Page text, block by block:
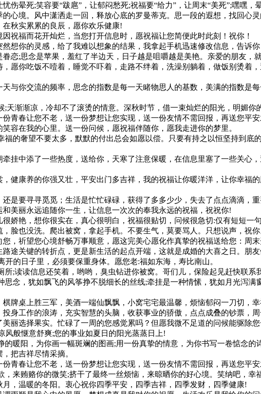
伤晕死;笑容要“跋扈”，让郁闷愁死;祝福要“给力”，让周末“美死”;嘿嘿，
心境。风中潇洒走一回，释放心底的罗曼蒂克。思一段的遐想，找回心
秋实累累的良辰，愿你欢乐健康!
祝福而花开灿烂，当您打开信息时，愿祝福让您简便此时此刻！祝你！
想你的灵感，给了我难以想象的结果，我拿起手机迅速修改信息，告诉你
恋;思念是苹果，羞红了半边天，日子越是咀嚼越是美艳。亲爱的朋友，
愿你吃饭不噎着，睡觉不吓着，走路不绊着，洗澡别躺着，做饭别烫着
与你交流的频率，思念的指数是每一天睹物思人的基数，美满的指数是
渐渐凉，冷却不了滚烫的情意。深秋时节，借一束灿烂的阳光，明媚你
青春让您不老，送一份梦想让您实现，送一份友情不需回报，再送您平
容在我的心里。送一份问候，愿祝福伴随你，愿我走进你的梦里。
的奢望不要太多，默默的付出总会如愿以偿。只要有持之以恒坚持到底
挂中添了一些热度，送给你，天寒了注意保暖，在信息里塞了一些关心
健康养的你强又壮，平安出门多吉祥，我的祝福让你暖洋洋，让你幸福的
是要寻寻觅觅；生活是忙忙碌碌，获得了多多少少，失去了点点滴滴，重
美丽永远追随你一生，让信息一次次的奉我永远的祝福，祝祝你!
娇艳，想你很实在，真心很明白，祝福很贴切，问候很急切:仅有短短一
脸也没洗。爬出被窝，拿起手机。不要生气，莫要骂人。只想说声，祝你
，祈望您心境舒畅万事顺意，愿这完美心愿化作真挚的祝福送给您：周末
途关键的转折点，更是新生活的起点开端，这就是成婚的大喜之日。朋
的日子里，必须要保重身体。愿您老:福如东海，寿比南山。
;读读信息还笑着，哟哟，臭虫钻进你被窝。哥们儿，保险起见赶快联系
念，犹如飘飞的风筝挣不脱细长的丝线;牵挂是一种情愫，犹如月光泻满
牌桌上胜三军，美酒一端仙飘飘，小窝宅宅最温馨，烦恼郁闷一刀切，
身工作的浪涛，充实智慧的头脑，收获事业的骄傲，点点成叠的钞票，
丽选择果实。忙碌了一周的您感觉累吗？但愿我微不足道的问候能驱除您
般惬意舒爽;您的事业如夏日的阳光蒸蒸日上!
暖阳，为你画一幅斑斓的图画;用一份真挚的情意，为你书写一卷惦念的
把吉祥尽情采摘。
青春让您不老，送一份梦想让您实现，送一份友情不需回报，再送您平
来贿赂你的微笑;挤干了最终一丝烦恼，来晾晒你的好心境。笑纳吧，幸
，温暖的冬阳。衷心祝你四季平安，四季吉祥，四季发财，四季健康!